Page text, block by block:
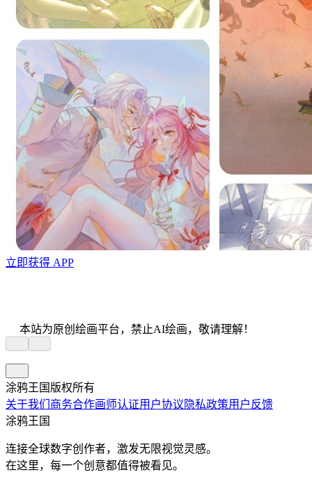
立即获得 APP
本站为原创绘画平台，禁止AI绘画，敬请理解！
涂鸦王国版权所有
关于我们 商务合作画师认证用户协议 隐私政策用户反馈
涂鸦王国
连接全球数字创作者，激发无限视觉灵感。
在这里，每一个创意都值得被看见。